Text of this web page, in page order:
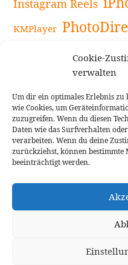
Cookie-
verwalten
Um dir ein optimales Erlebnis
wie Cookies, um
zuzugreifen. Wenn du diesen
Daten wie das Surfverhalten
verarbeiten. Wenn du deine
zurückziehst, können
beeinträchtigt werden.
Instagram Reels
KMPlayer
Videoaufnahmen Tipps
Videoeffekte Vlogit
Theme: Rindby